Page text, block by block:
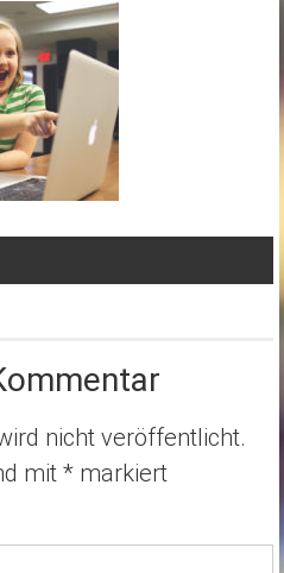
nicht veröffentlicht.
mit *markiert